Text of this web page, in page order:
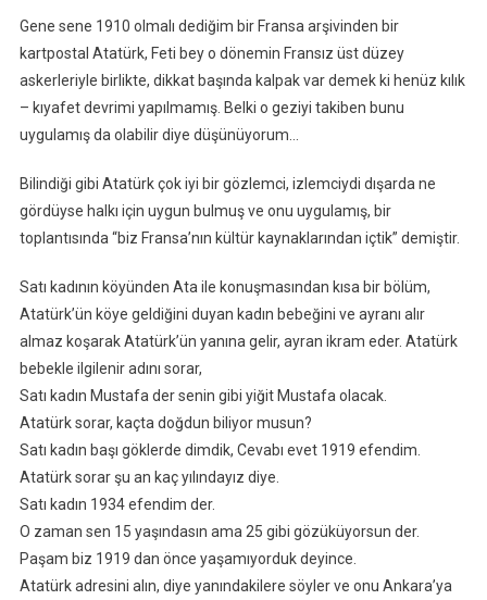
Gene sene 1910 olmalı dediğim bir Fransa arşivinden bir
kartpostal Atatürk, Feti bey o dönemin Fransız üst düzey
askerleriyle birlikte, dikkat başında kalpak var demek ki henüz kılık
– kıyafet devrimi yapılmamış. Belki o geziyi takiben bunu
uygulamış da olabilir diye düşünüyorum…
Bilindiği gibi Atatürk çok iyi bir gözlemci, izlemciydi dışarda ne
gördüyse halkı için uygun bulmuş ve onu uygulamış, bir
toplantısında “biz Fransa’nın kültür kaynaklarından içtik” demiştir.
Satı kadının köyünden Ata ile konuşmasından kısa bir bölüm,
Atatürk’ün köye geldiğini duyan kadın bebeğini ve ayranı alır
almaz koşarak Atatürk’ün yanına gelir, ayran ikram eder. Atatürk
bebekle ilgilenir adını sorar,
Satı kadın Mustafa der senin gibi yiğit Mustafa olacak.
Atatürk sorar, kaçta doğdun biliyor musun?
Satı kadın başı göklerde dimdik, Cevabı evet 1919 efendim.
Atatürk sorar şu an kaç yılındayız diye.
Satı kadın 1934 efendim der.
O zaman sen 15 yaşındasın ama 25 gibi gözüküyorsun der.
Paşam biz 1919 dan önce yaşamıyorduk deyince.
Atatürk adresini alın, diye yanındakilere söyler ve onu Ankara’ya